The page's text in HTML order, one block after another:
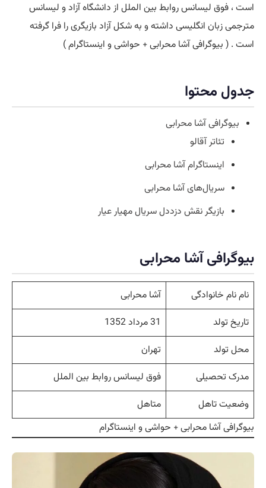
است ، فوق لیسانس روابط بین الملل از دانشگاه آزاد و لیسانس
مترجمی زبان انگلیسی داشته و به شکل آزاد بازیگری را فرا گرفته
است . ( بیوگرافی آشا محرابی + حواشی و اینستاگرام )
جدول محتوا
بیوگرافی آشا محرابی
تئاتر آقالو
اینستاگرام آشا محرابی
سریال‌های آشا محرابی
بازیگر نقش دزددل سریال مهیار عیار
بیوگرافی آشا محرابی
نام نام خانوادگی
آشا محرابی
تاریخ تولد
31 مرداد 1352
محل تولد
تهران
مدرک تحصیلی
فوق لیسانس روابط بین الملل
وضعیت تاهل
متاهل
بیوگرافی آشا محرابی + حواشی و اینستاگرام